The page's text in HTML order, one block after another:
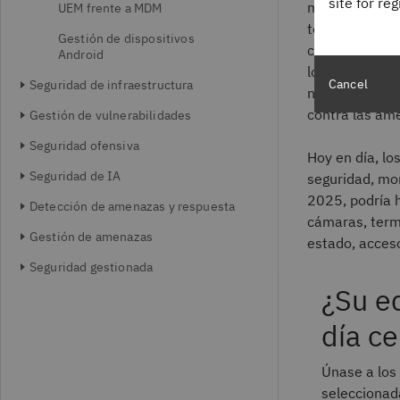
UEM frente a MDM
Gestión de dispositivos
Android
Seguridad de infraestructura
Gestión de vulnerabilidades
Seguridad ofensiva
Seguridad de IA
Detección de amenazas y respuesta
Gestión de amenazas
Seguridad gestionada
micrófonos,
teléfono
capacidades
localmente al
nuevas
contra las
Hoy en día,
seguridad,
2025, podría
cámaras,
estado,
¿Su
día
Únase a
Cancel